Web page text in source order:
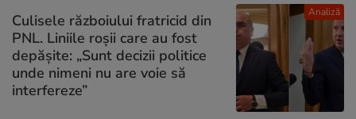
Analiză
Culisele războiului fratricid din
PNL. Liniile roșii care au fost
depășite: „Sunt decizii politice
unde nimeni nu are voie să
interfereze”